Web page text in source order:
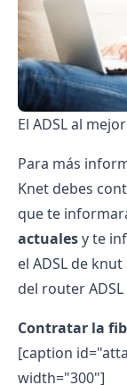
El ADSL al
Para más
Knet debes
que te
actualesy te
el ADSL de
del router
Contratar la
[caption
width="300"]